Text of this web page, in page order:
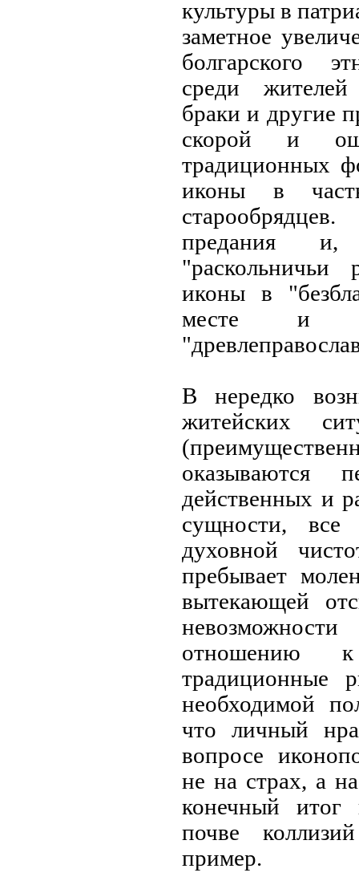
культуры в
заметное
болгарского
среди
браки и другие
скорой и
традиционных
иконы в
предания и,
иконы в
месте и
В нередко
житейских
оказываются
действенных и
cyщности, все
духовной
пребывает
вытекающей
отношению
традиционные
необходимой
что личный
вопросе
не на страх, а
конечный итог
почве
пример.